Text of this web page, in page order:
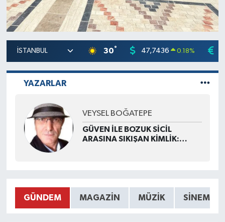
30° 47,7436 0.18%
YAZARLAR
VEYSEL BOĞATEPE
GÜVEN İLE BOZUK SİCİL
ARASINA SIKIŞAN KİMLİK:
GÜNDEM MAGAZİN MÜZİK SİNEMA